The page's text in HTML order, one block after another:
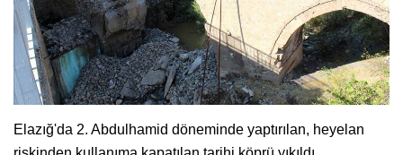
Elazığ'da 2. Abdulhamid döneminde yaptırılan, heyelan